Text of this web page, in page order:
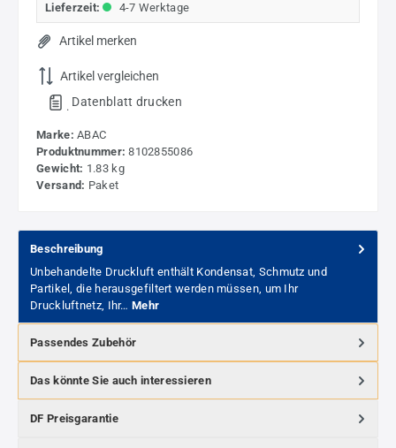
Lieferzeit: 4-7 Werktage
Artikel merken
Artikel vergleichen
. Datenblatt drucken
Marke:ABAC
Produktnummer: 8102855086
Gewicht: 1.83 kg
Versand: Paket
Beschreibung
Unbehandelte Druckluft enthält Kondensat, Schmutz und
Partikel, die herausgefiltert werden müssen, um Ihr
Druckluftnetz, Ihr…Mehr
Passendes Zubehör
Das könnte Sie auch interessieren
DF Preisgarantie